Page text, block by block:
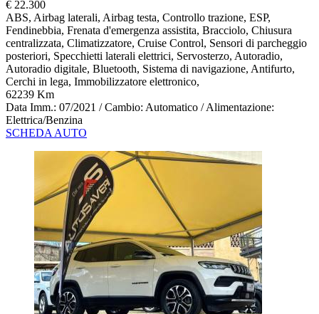
€ 22.300
ABS, Airbag laterali, Airbag testa, Controllo trazione, ESP,
Fendinebbia, Frenata d'emergenza assistita, Bracciolo, Chiusura
centralizzata, Climatizzatore, Cruise Control, Sensori di parcheggio
posteriori, Specchietti laterali elettrici, Servosterzo, Autoradio,
Autoradio digitale, Bluetooth, Sistema di navigazione, Antifurto,
Cerchi in lega, Immobilizzatore elettronico,
62239 Km
Data Imm.: 07/2021 / Cambio: Automatico / Alimentazione:
Elettrica/Benzina
SCHEDA AUTO